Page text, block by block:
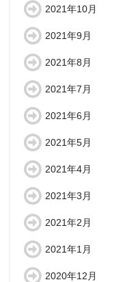
2021年10月
2021年9月
2021年8月
2021年7月
2021年6月
2021年5月
2021年4月
2021年3月
2021年2月
2021年1月
2020年12月